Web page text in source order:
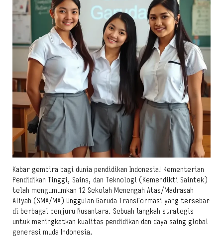
Kabar gembira bagi dunia pendidikan Indonesia! Kementerian
Pendidikan Tinggi, Sains, dan Teknologi (Kemendikti Saintek)
telah mengumumkan 12 Sekolah Menengah Atas/Madrasah
Aliyah (SMA/MA) Unggulan Garuda Transformasi yang tersebar
di berbagai penjuru Nusantara. Sebuah langkah strategis
untuk meningkatkan kualitas pendidikan dan daya saing global
generasi muda Indonesia.